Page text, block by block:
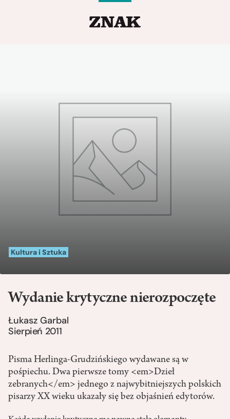
Kultura i Sztuka
Wydanie krytyczne nierozpoczęte
Łukasz Garbal
Sierpień 2011
Pisma Herlinga-Grudzińskiego wydawane są w
pośpiechu. Dwa pierwsze tomy <em>Dzieł
zebranych</em> jednego z najwybitniejszych polskich
pisarzy XX wieku ukazały się bez objaśnień edytorów.